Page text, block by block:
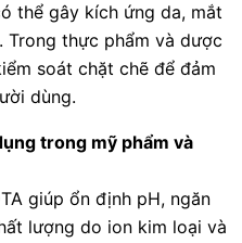
thể gây kích ứng da, mắt
Trong thực phẩm và dược
soát chặt chẽ để đảm
dùng.
trong mỹ phẩm và
giúp ổn định pH, ngăn
lượng do ion kim loại và